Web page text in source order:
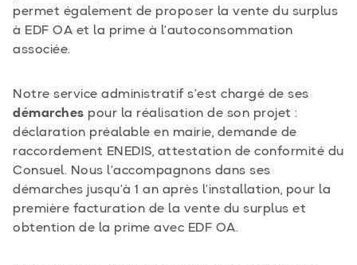
permet également de proposer la vente du surplus
à EDF OA et la prime à l’autoconsommation
associée.
Notre service administratif s’est chargé de ses
démarches pour la réalisation de son projet :
déclaration préalable en mairie, demande de
raccordement ENEDIS, attestation de conformité du
Consuel. Nous l’accompagnons dans ses
démarches jusqu’à 1 an après l’installation, pour la
première facturation de la vente du surplus et
obtention de la prime avec EDF OA.